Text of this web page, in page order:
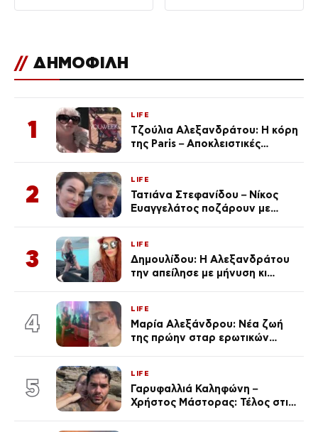
// ΔΗΜΟΦΙΛΗ
1
LIFE
Τζούλια Αλεξανδράτου: Η κόρη
της Paris – Αποκλειστικές
2
LIFE
Τατιάνα Στεφανίδου – Νίκος
Ευαγγελάτος ποζάρουν με
3
LIFE
Δημουλίδου: Η Αλεξανδράτου
την απείλησε με μήνυση κι
ποια είσαι σοκαρίστικα»
4
LIFE
Μαρία Αλεξάνδρου: Νέα ζωή
της πρώην σταρ ερωτικών
(Φωτογραφίες)
5
LIFE
Γαρυφαλλιά Καληφώνη –
Χρήστος Μάστορας: Τέλος στις